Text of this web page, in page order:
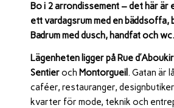
Bo i 2 arrondissement – det här är
ett vardagsrum med en
Badrum med dusch, handfat och
Lägenheten ligger på Rue d’Aboukir
Sentieroch Montorgueil . Gatan är
caféer, restauranger,
kvarter för mode, teknik och